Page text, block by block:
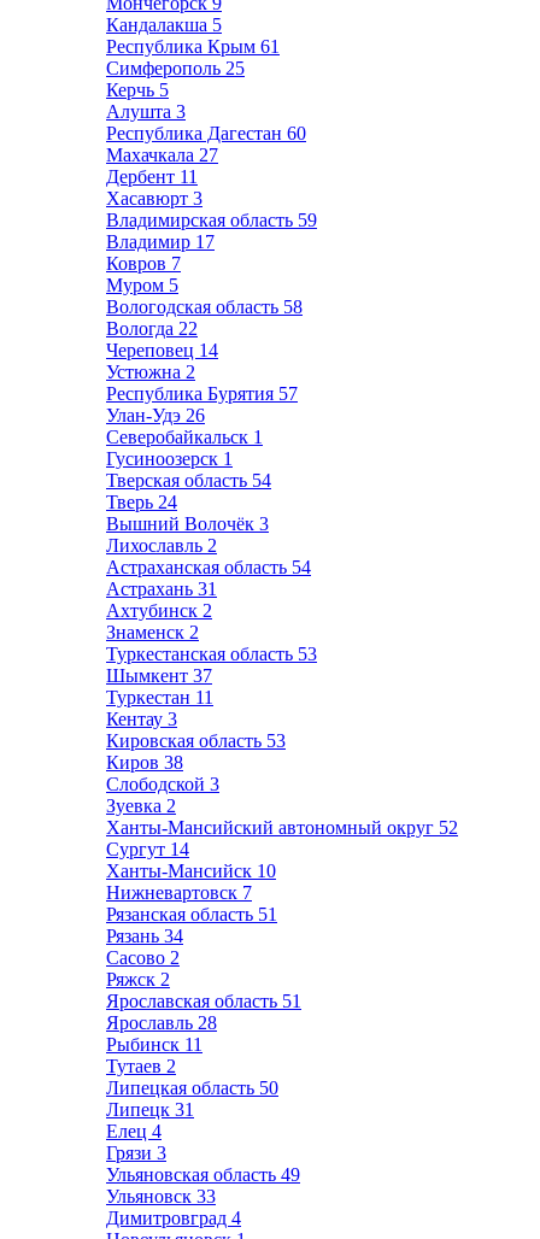
Кандалакша 5
Республика Крым 61
Симферополь 25
Керчь 5
Алушта 3
Республика Дагестан 60
Махачкала 27
Дербент 11
Хасавюрт 3
Владимирская область 59
Владимир 17
Ковров 7
Муром 5
Вологодская область 58
Вологда 22
Череповец 14
Устюжна 2
Республика Бурятия 57
Улан-Удэ 26
Северобайкальск 1
Гусиноозерск 1
Тверская область 54
Тверь 24
Вышний Волочёк 3
Лихославль 2
Астраханская область 54
Астрахань 31
Ахтубинск 2
Знаменск 2
Туркестанская область 53
Шымкент 37
Туркестан 11
Кентау 3
Кировская область 53
Киров 38
Слободской 3
Зуевка 2
Ханты-Мансийский автономный округ 52
Сургут 14
Ханты-Мансийск 10
Нижневартовск 7
Рязанская область 51
Рязань 34
Сасово 2
Ряжск 2
Ярославская область 51
Ярославль 28
Рыбинск 11
Тутаев 2
Липецкая область 50
Липецк 31
Елец 4
Грязи 3
Ульяновская область 49
Ульяновск 33
Димитровград 4